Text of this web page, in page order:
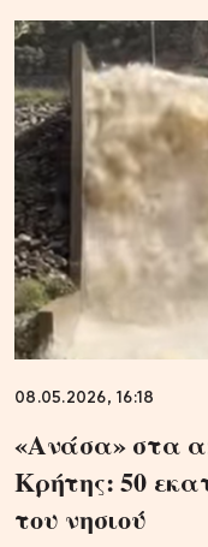
08.05.2026, 16:18
«Ανάσα» στα
Κρήτης: 50
του νησιού